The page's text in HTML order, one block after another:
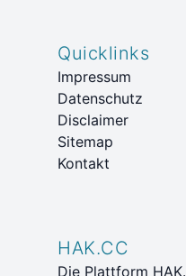
Quicklinks
Impressum
Datenschutz
Disclaimer
Sitemap
Kontakt
HAK.CC
Die Plattform